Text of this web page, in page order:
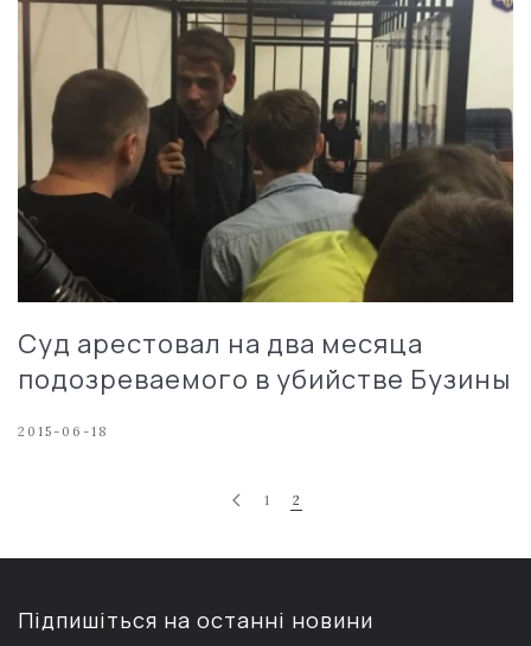
Суд арестовал на два месяца
подозреваемого в убийстве Бузины
2015-06-18
1 2
Підпишіться на останні новини